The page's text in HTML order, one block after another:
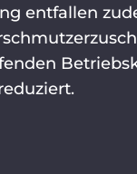
entfallen